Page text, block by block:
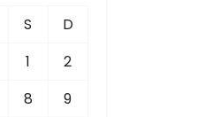
S
D
1
2
8
9